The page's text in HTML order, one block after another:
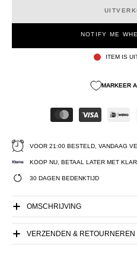
NOTIFY ME
ITEM IS
MARKEER
VOOR 21:00 BESTELD, VANDAAG
KOOP NU, BETAAL LATER MET
30 DAGEN BEDENKTIJD
OMSCHRIJVING
VERZENDEN & RETOURNEREN